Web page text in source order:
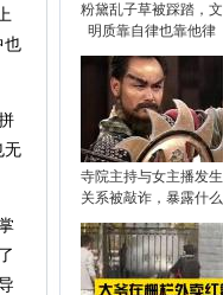
也
无
粉黛乱子草被踩踏，文
明质靠自律也靠他律
寺院主持与女主播发生
关系被敲诈，暴露什么